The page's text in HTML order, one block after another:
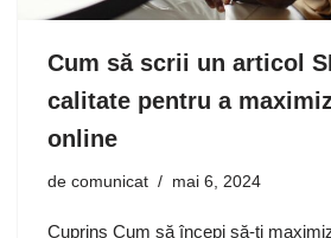
Cum să scrii un articol
calitate pentru a
online
de comunicat mai 6, 2024
Cuprins Cum să începi să-ți